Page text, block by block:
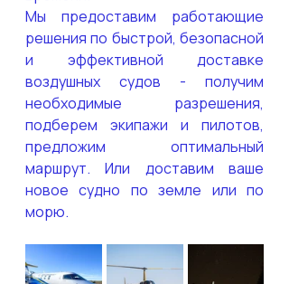
Мы предоставим работающие
решения по быстрой, безопасной
и эффективной доставке
воздушных судов - получим
необходимые разрешения,
подберем экипажи и пилотов,
предложим оптимальный
маршрут. Или доставим ваше
новое судно по земле или по
морю.